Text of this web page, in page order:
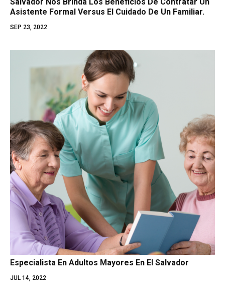
Asistente Formal Versus El Cuidado De Un Familiar.
SEP 23, 2022
Especialista En Adultos Mayores En El Salvador
JUL 14, 2022